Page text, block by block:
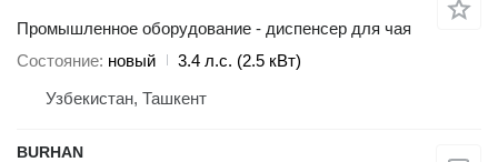
Промышленное оборудование - диспенсер для чая
Состояние новый
3.4 л.с. (2.5 кВт)
Узбекистан, Ташкент
BURHAN